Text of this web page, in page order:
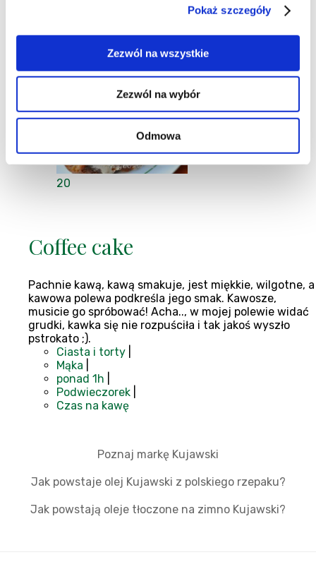
Pokaż szczegóły
Zezwól na wszystkie
Zezwól na wybór
Odmowa
Blog: Majanowe pieczenie
28-03-2011
20
Coffee cake
Pachnie kawą, kawą smakuje, jest miękkie, wilgotne, a
kawowa polewa podkreśla jego smak. Kawosze,
musicie go spróbować! Acha.., w mojej polewie widać
grudki, kawka się nie rozpuściła i tak jakoś wyszło
pstrokato ;).
Ciasta i torty
Mąka
ponad 1h
Podwieczorek
Czas na kawę
Poznaj markę Kujawski
Jak powstaje olej Kujawski z polskiego rzepaku?
Jak powstają oleje tłoczone na zimno Kujawski?